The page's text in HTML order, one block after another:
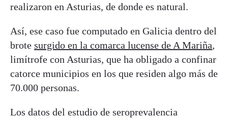
realizaron en Asturias, de donde es natural.
Así, ese caso fue computado en Galicia dentro del
brote surgido en la comarca lucense de A Mariña,
limítrofe con Asturias, que ha obligado a confinar
catorce municipios en los que residen algo más de
70.000 personas.
Los datos del estudio de seroprevalencia